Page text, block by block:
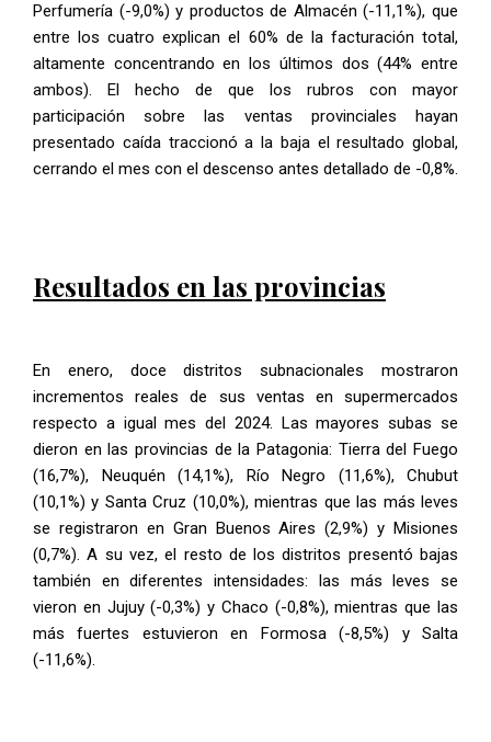
Perfumería (-9,0%) y productos de Almacén (-11,1%), que
entre los cuatro explican el 60% de la facturación total,
altamente concentrando en los últimos dos (44% entre
ambos). El hecho de que los rubros con mayor
participación sobre las ventas provinciales hayan
presentado caída traccionó a la baja el resultado global,
cerrando el mes con el descenso antes detallado de -0,8%.
Resultados en las provincias
En enero, doce distritos subnacionales mostraron
incrementos reales de sus ventas en supermercados
respecto a igual mes del 2024. Las mayores subas se
dieron en las provincias de la Patagonia: Tierra del Fuego
(16,7%), Neuquén (14,1%), Río Negro (11,6%), Chubut
(10,1%) y Santa Cruz (10,0%), mientras que las más leves
se registraron en Gran Buenos Aires (2,9%) y Misiones
(0,7%). A su vez, el resto de los distritos presentó bajas
también en diferentes intensidades: las más leves se
vieron en Jujuy (-0,3%) y Chaco (-0,8%), mientras que las
más fuertes estuvieron en Formosa (-8,5%) y Salta
(-11,6%).